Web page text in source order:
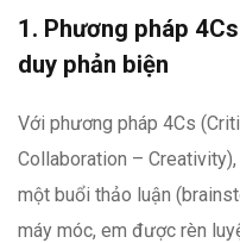
1. Phương pháp
duy phản biện
Với phương pháp 4Cs
Collaboration –
một buổi thảo luận
máy móc, em được rèn